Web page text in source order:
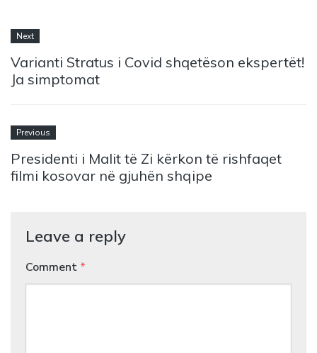
Next
Varianti Stratus i Covid shqetëson ekspertët!
Ja simptomat
Previous
Presidenti i Malit të Zi kërkon të rishfaqet
filmi kosovar në gjuhën shqipe
Leave a reply
Comment *